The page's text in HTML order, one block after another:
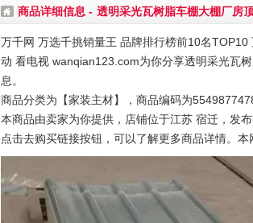
商品详细信息 - 透明采光瓦树脂车棚大棚厂房
万千网 万选千挑销量王 品牌排行榜前10名
动 看电视 wanqian123.com为你分享透明采光瓦
息。
商品分类为【家装主材】，商品编码为
本商品由卖家为你提供，店铺位于江苏 宿迁，发
点击去购买链接按钮，可以了解更多商品详情。